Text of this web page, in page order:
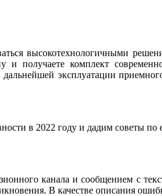
высокотехнологичными
получаете комплект
эксплуатации
в 2022 году и дадим советы по
канала и сообщением с
В качестве описания